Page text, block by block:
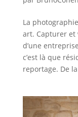
La
art. Capturer et
d’une
c’est là que
reportage. De